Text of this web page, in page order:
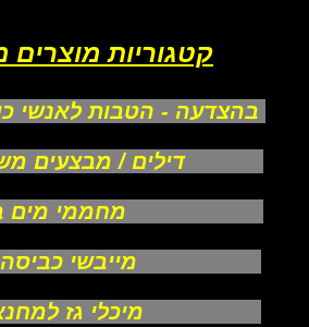
קטגוריות מוצרים
בהצדעה - הטבות לאנשי
דילים / מבצעים
מחממי
מייבשי
מיכלי גז